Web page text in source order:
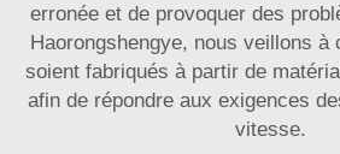
erronée et de provoquer des
Haorongshengye, nous veillons à
soient fabriqués à partir de
afin de répondre aux exigences
vitesse.